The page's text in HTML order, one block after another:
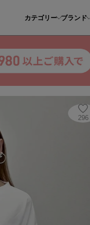
カテゴリー ブランド
296